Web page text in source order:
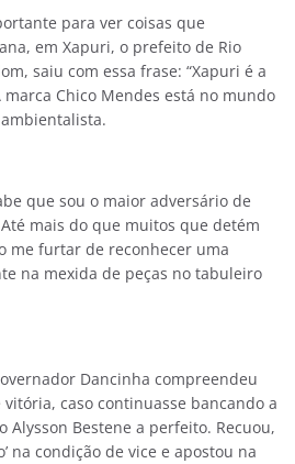
para ver coisas que
em Xapuri, o prefeito de Rio
saiu com essa frase: “Xapuri é a
Chico Mendes está no mundo
que sou o maior adversário de
mais do que muitos que detém
me furtar de reconhecer uma
na mexida de peças no tabuleiro
Dancinha compreendeu
caso continuasse bancando a
Alysson Bestene a perfeito. Recuou,
na condição de vice e apostou na